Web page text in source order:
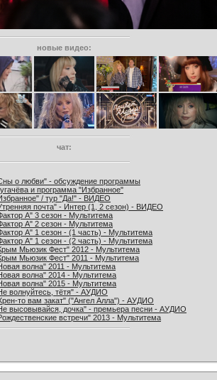
новые видео:
чат:
о любви" - обсуждение программы
и программа "Избранное"
/ тур "Да!" - ВИДЕО
почта" - Интер (1, 2 сезон) - ВИДЕО
А" 3 сезон - Мультитема
А" 2 сезон - Мультитема
А" 1 сезон - (1 часть) - Мультитема
А" 1 сезон - (2 часть) - Мультитема
Мьюзик Фест" 2012 - Мультитема
Мьюзик Фест" 2011 - Мультитема
волна" 2011 - Мультитема
волна" 2014 - Мультитема
волна" 2015 - Мультитема
волнуйтесь, тётя" - АУДИО
то вам закат" ("Ангел Алла") - АУДИО
высовывайся, дочка" - премьера песни - АУДИО
встречи" 2013 - Мультитема